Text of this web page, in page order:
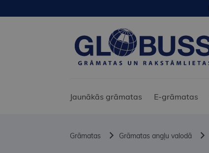
Jaunākās grāmatas E-grāmatas
Grāmatas Grāmatas angļu valodā